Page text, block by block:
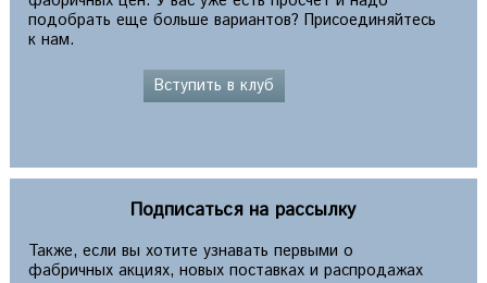
подобрать еще больше вариантов? Присоединяйтесь
к нам.
Вступить в клуб
Подписаться на рассылку
Также, если вы хотите узнавать первыми о
фабричных акциях, новых поставках и распродажах